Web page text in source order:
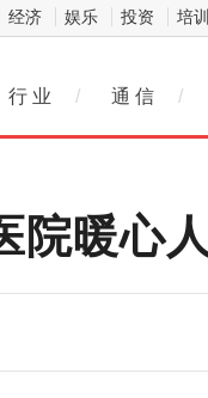
经济 娱乐 投资 培训
行 业 / 通 信 /
院暖心